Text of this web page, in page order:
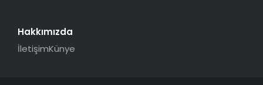
Hakkımızda
İletişimKünye